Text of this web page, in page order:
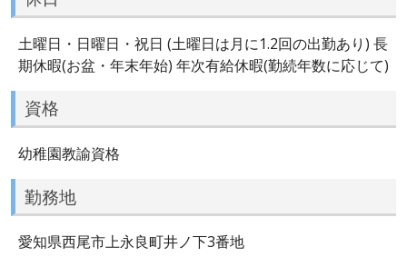
土曜日・日曜日・祝日 (土曜日は月に1.2回の出勤あり) 長
期休暇(お盆・年末年始) 年次有給休暇(勤続年数に応じて)
資格
幼稚園教諭資格
勤務地
愛知県西尾市上永良町井ノ下3番地